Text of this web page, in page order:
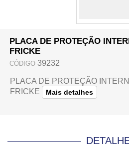
PLACA DE PROTEÇÃO
FRICKE
CÓDIGO 39232
PLACA DE PROTEÇÃO
FRICKE
Mais detalhes